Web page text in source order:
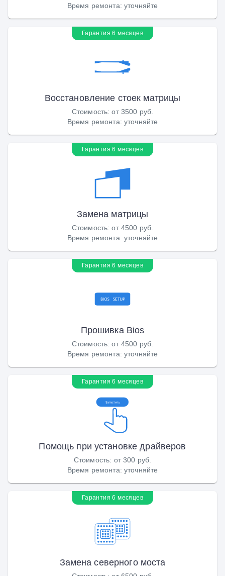
Время ремонта: уточняйте
Гарантия 6 месяцев
Восстановление стоек матрицы
Стоимость:от 3500 руб.
Время ремонта: уточняйте
Гарантия 6 месяцев
Замена матрицы
Стоимость:от 4500 руб.
Время ремонта: уточняйте
Гарантия 6 месяцев
Прошивка Bios
Стоимость:от 4500 руб.
Время ремонта: уточняйте
Гарантия 6 месяцев
Помощь при установке драйверов
Стоимость: от 300 руб.
Время ремонта: уточняйте
Гарантия 6 месяцев
Замена северного моста